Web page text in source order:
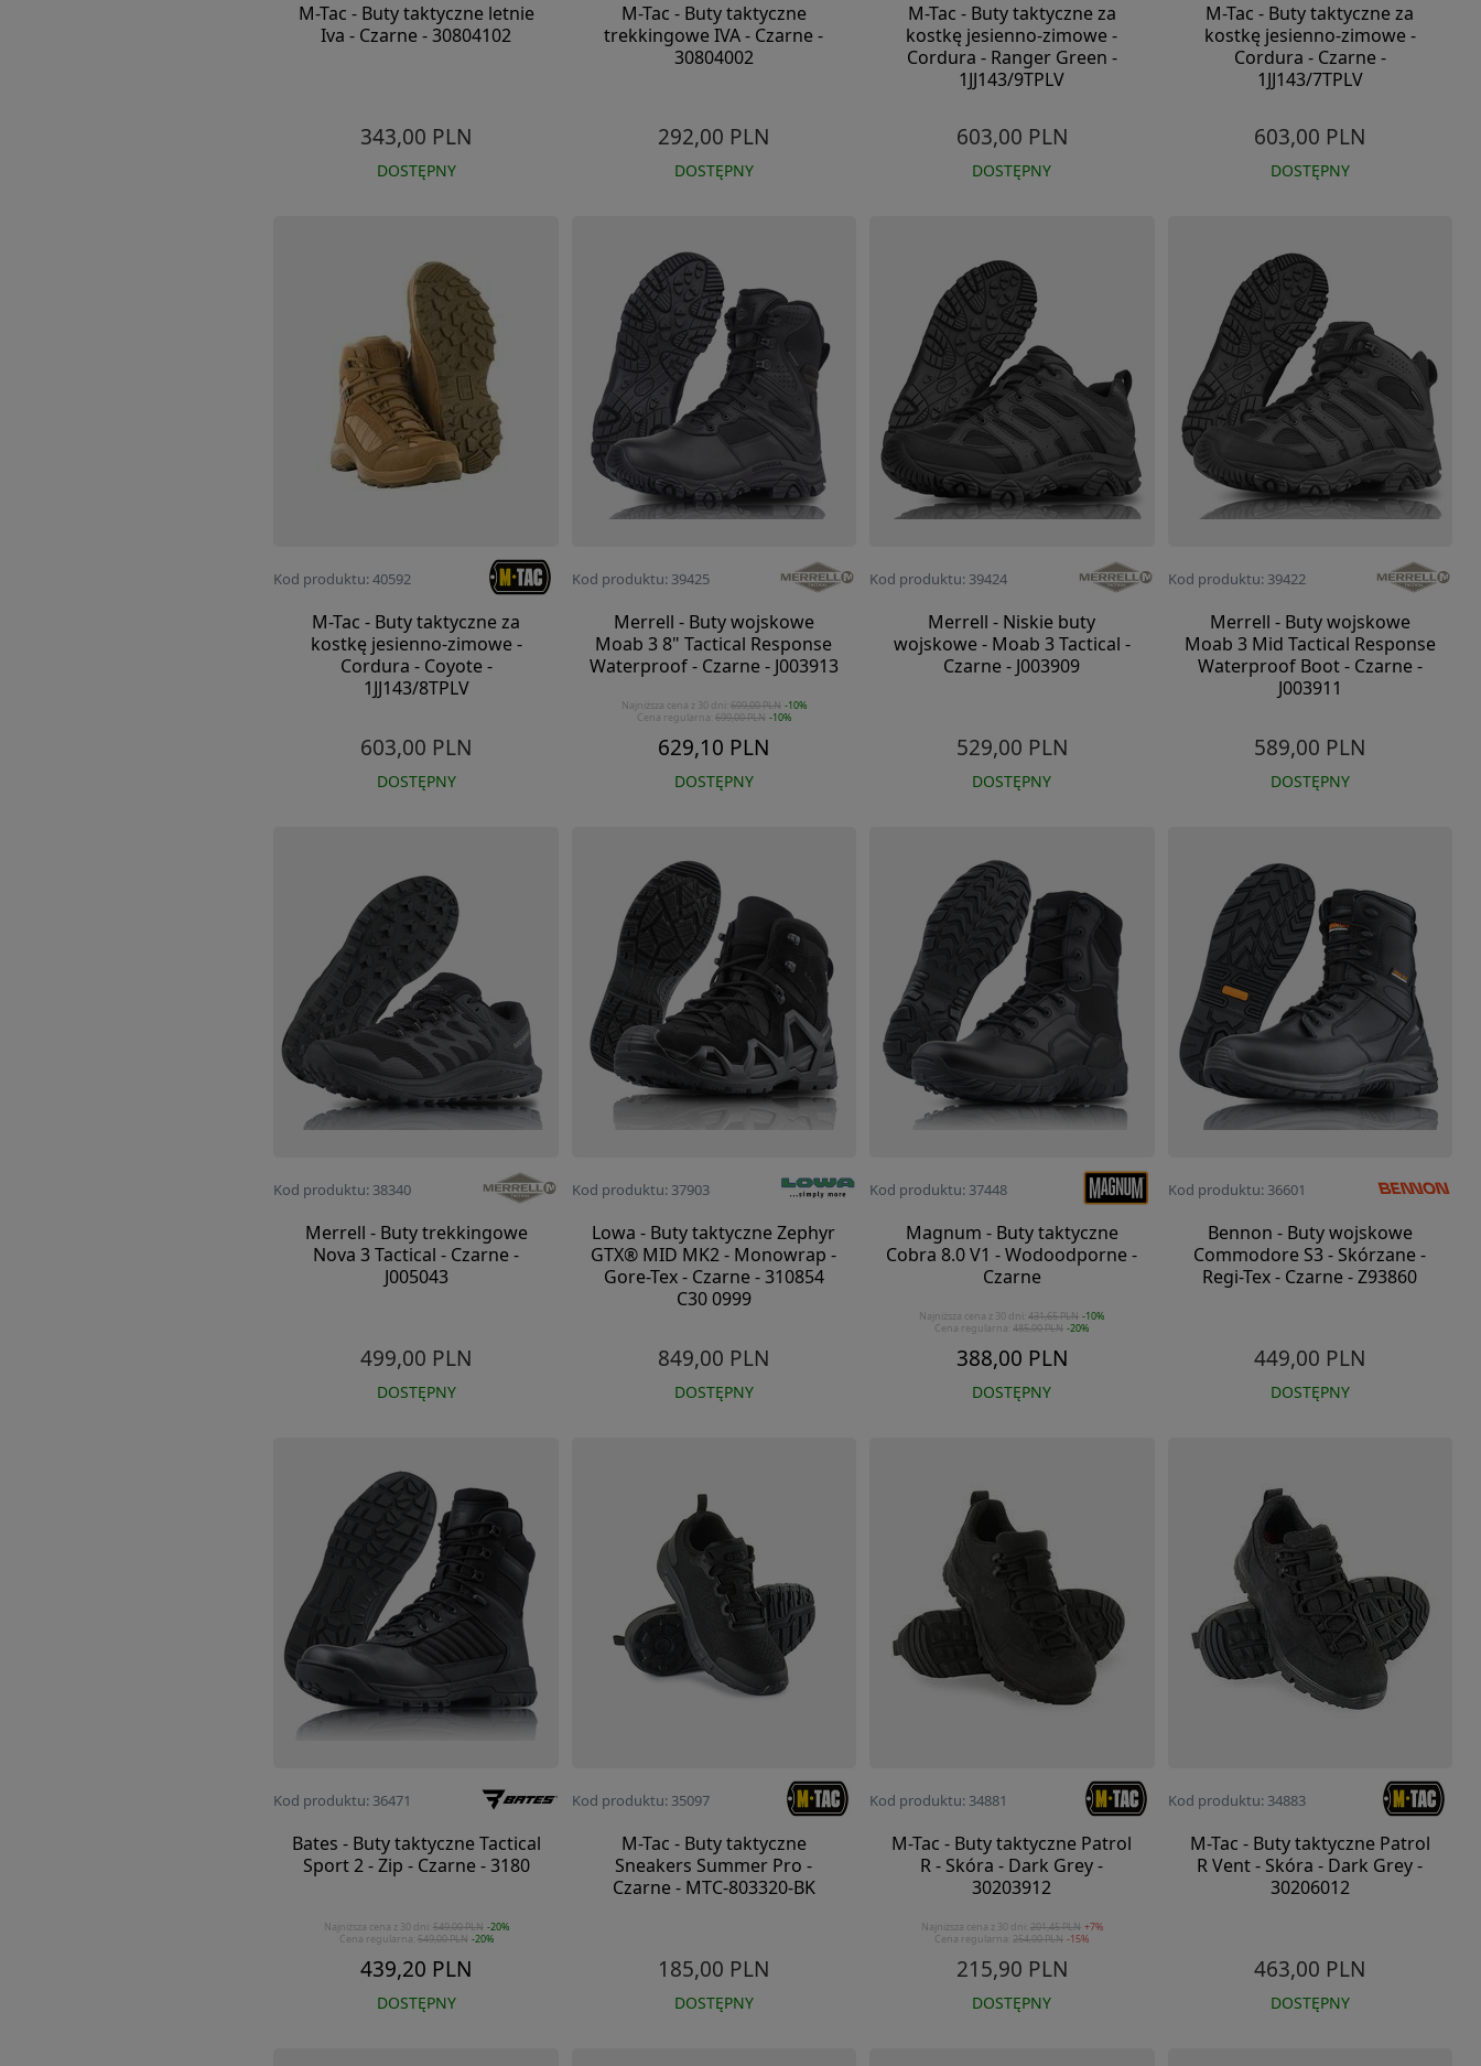
M-Tac - Buty taktyczne letnie
Iva - Czarne - 30804102
343,00 PLN
DOSTĘPNY
M-Tac - Buty taktyczne
trekkingowe IVA - Czarne -
30804002
292,00 PLN
DOSTĘPNY
M-Tac - Buty taktyczne za
kostkę jesienno-zimowe -
Cordura - Ranger Green -
1JJ143/9TPLV
603,00 PLN
DOSTĘPNY
M-Tac - Buty taktyczne za
kostkę jesienno-zimowe -
Cordura - Czarne -
1JJ143/7TPLV
603,00 PLN
DOSTĘPNY
Kod produktu: 40592
M-Tac - Buty taktyczne za
kostkę jesienno-zimowe -
Cordura - Coyote -
1JJ143/8TPLV
603,00 PLN
DOSTĘPNY
Kod produktu: 39425
Merrell - Buty wojskowe
Moab 3 8" Tactical Response
Waterproof - Czarne - J003913
629,10 PLN
Najniższa cena z 30 dni: 699,00 PLN -10%
Cena regularna: 699,00 PLN -10%
DOSTĘPNY
Kod produktu: 39424
Merrell - Niskie buty
wojskowe - Moab 3 Tactical -
Czarne - J003909
529,00 PLN
DOSTĘPNY
Kod produktu: 39422
Merrell - Buty wojskowe
Moab 3 Mid Tactical Response
Waterproof Boot - Czarne -
J003911
589,00 PLN
DOSTĘPNY
Kod produktu: 38340
Merrell - Buty trekkingowe
Nova 3 Tactical - Czarne -
J005043
499,00 PLN
DOSTĘPNY
Kod produktu: 37903
Lowa - Buty taktyczne Zephyr
GTX® MID MK2 - Monowrap -
Gore-Tex - Czarne - 310854
C30 0999
849,00 PLN
DOSTĘPNY
Kod produktu: 37448
Magnum - Buty taktyczne
Cobra 8.0 V1 - Wodoodporne -
Czarne
388,00 PLN
Najniższa cena z 30 dni:431,65 PLN -10%
Cena regularna:485,00 PLN -20%
DOSTĘPNY
Kod produktu: 36601
Bennon - Buty wojskowe
Commodore S3 - Skórzane -
Regi-Tex - Czarne - Z93860
449,00 PLN
DOSTĘPNY
Kod produktu: 36471
Bates - Buty taktyczne Tactical
Sport 2 - Zip - Czarne - 3180
439,20 PLN
Najniższa cena z 30 dni: 549,00 PLN -20%
Cena regularna: 549,00 PLN -20%
DOSTĘPNY
Kod produktu: 35097
M-Tac - Buty taktyczne
Sneakers Summer Pro -
Czarne - MTC-803320-BK
185,00 PLN
DOSTĘPNY
Kod produktu: 34881
M-Tac - Buty taktyczne Patrol
R - Skóra - Dark Grey -
30203912
215,90 PLN
Najniższa cena z 30 dni: 201,45 PLN +7%
Cena regularna: 254,00 PLN -15%
DOSTĘPNY
Kod produktu: 34883
M-Tac - Buty taktyczne Patrol
R Vent - Skóra - Dark Grey -
30206012
463,00 PLN
DOSTĘPNY